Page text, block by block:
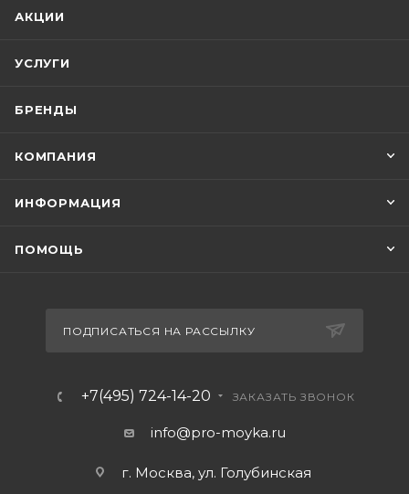
АКЦИИ
УСЛУГИ
БРЕНДЫ
КОМПАНИЯ
ИНФОРМАЦИЯ
ПОМОЩЬ
ПОДПИСАТЬСЯ НА РАССЫЛКУ
+7(495) 724-14-20 ЗАКАЗАТЬ ЗВОНОК
info@pro-moyka.ru
г. Москва, ул. Голубинская